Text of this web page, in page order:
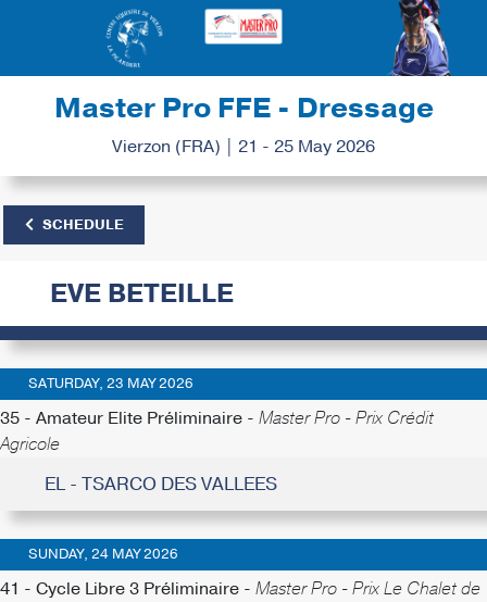
Master Pro FFE - Dressage
Vierzon (FRA) | 21 - 25 May 2026
SCHEDULE
EVE BETEILLE
SATURDAY, 23 MAY 2026
35 - Amateur Elite Préliminaire - Master Pro - Prix Crédit
Agricole
EL - TSARCO DES VALLEES
SUNDAY, 24 MAY 2026
41 - Cycle Libre 3 Préliminaire - Master Pro - Prix Le Chalet de